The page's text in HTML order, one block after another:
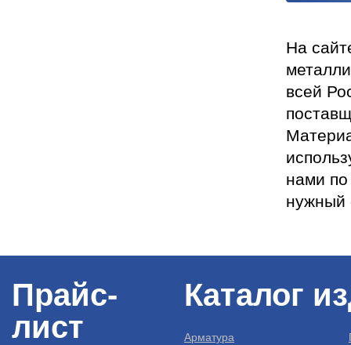
На
всей
нами
нужный
Прайс-
лист
Каталог
Арматура